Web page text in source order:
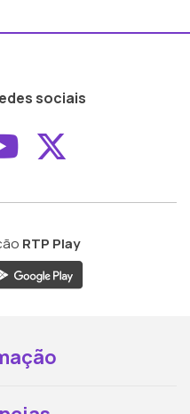
sociais
ao ao
Aceder ao
RTP Play